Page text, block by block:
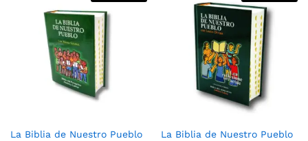
La Biblia de Nuestro Pueblo
La Biblia de Nuestro Pueblo